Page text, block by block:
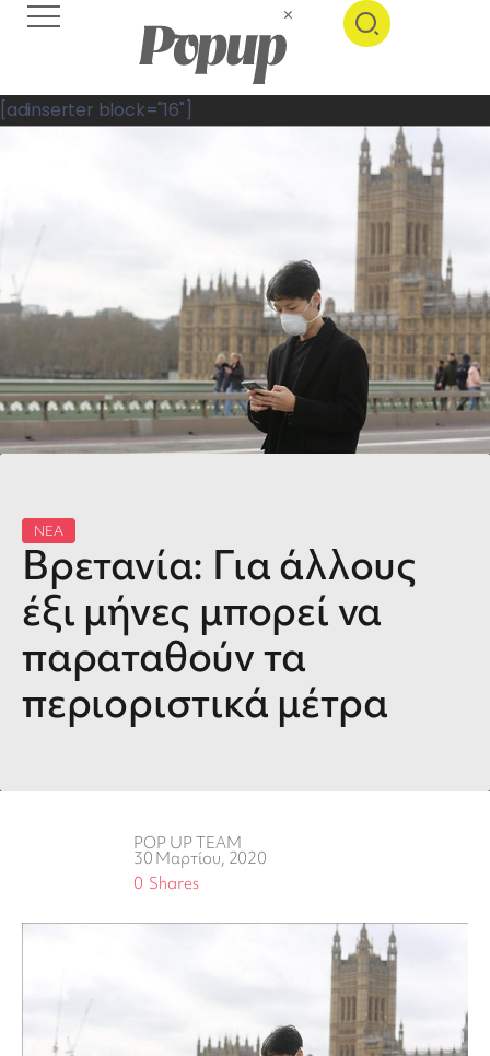
[adinserter block="16"]
ΝΕΑ
Βρετανία: Για άλλους
έξι μήνες μπορεί να
παραταθούν τα
περιοριστικά μέτρα
POP UP TEAM
30 Μαρτίου, 2020
Shares
0